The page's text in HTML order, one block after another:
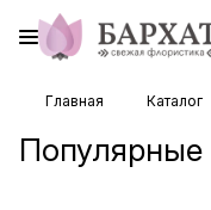
Главная Каталог